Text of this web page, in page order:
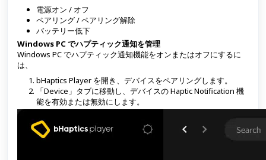
電源オン / オフ
ペアリング / ペアリング解除
バッテリー低下
Windows PC でハプティック通知を管理
Windows PC でハプティック通知機能をオンまたはオフにするに
は、
bHaptics Player を開き、デバイスをペアリングします。
「Device」タブに移動し、デバイスの Haptic Notification 機
能を有効または無効にします。